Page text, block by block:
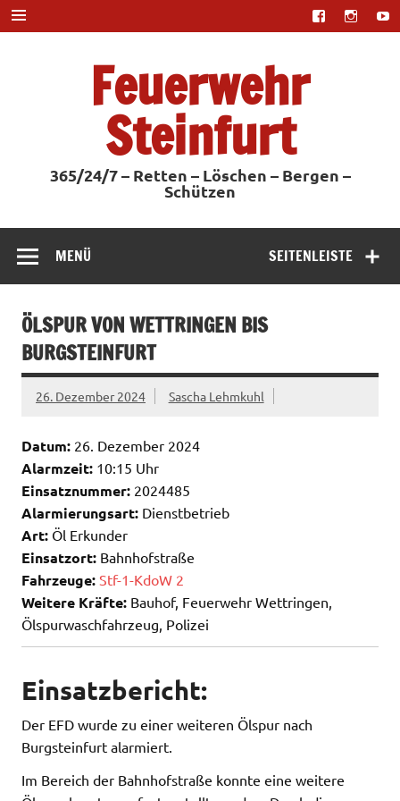
Zum
Inhalt
springen
Feuerwehr
Steinfurt
365/24/7 – Retten – Löschen – Bergen –
Schützen
SEITENLEISTE
MENÜ
ÖLSPUR VON WETTRINGEN BIS
BURGSTEINFURT
26. Dezember 2024 Sascha Lehmkuhl
Datum: 26. Dezember 2024
Alarmzeit: 10:15 Uhr
Einsatznummer: 2024485
Alarmierungsart: Dienstbetrieb
Art: Öl Erkunder
Einsatzort: Bahnhofstraße
Fahrzeuge: Stf-1-KdoW 2
Weitere Kräfte: Bauhof, Feuerwehr Wettringen,
Ölspurwaschfahrzeug, Polizei
Einsatzbericht:
Der EFD wurde zu einer weiteren Ölspur nach
Burgsteinfurt alarmiert.
Im Bereich der Bahnhofstraße konnte eine weitere